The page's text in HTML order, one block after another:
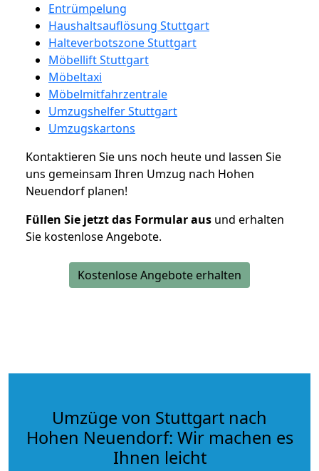
Entrümpelung
Haushaltsauflösung Stuttgart
Halteverbotszone Stuttgart
Möbellift Stuttgart
Möbeltaxi
Möbelmitfahrzentrale
Umzugshelfer Stuttgart
Umzugskartons
Kontaktieren Sie uns noch heute und lassen Sie
uns gemeinsam Ihren Umzug nach Hohen
Neuendorf planen!
Füllen Sie jetzt das Formular aus und erhalten
Sie kostenlose Angebote.
Kostenlose Angebote erhalten
Umzüge von Stuttgart nach
Hohen Neuendorf: Wir machen es
Ihnen leicht